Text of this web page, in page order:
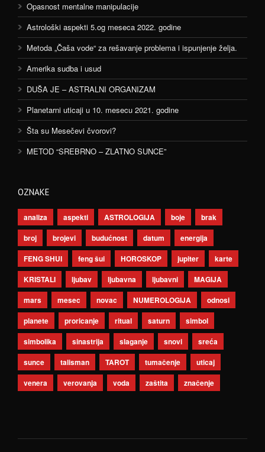
Opasnost mentalne manipulacije
Astrološki aspekti 5.og meseca 2022. godine
Metoda „Čaša vode“ za rešavanje problema i ispunjenje želja.
Amerika sudba i usud
DUŠA JE – ASTRALNI ORGANIZAM
Planetarni uticaji u 10. mesecu 2021. godine
Šta su Mesečevi čvorovi?
METOD “SREBRNO – ZLATNO SUNCE”
OZNAKE
analiza aspekti ASTROLOGIJA boje
brak
broj
brojevi budućnost datum
energija
FENG SHUI
feng šui HOROSKOP jupiter
karte
KRISTALI
ljubav ljubavna ljubavni
MAGIJA
mars
mesec novac NUMEROLOGIJA
odnosi
planete
proricanje ritual saturn
simbol
simbolika
sinastrija slaganje snovi
sreća
sunce
talisman TAROT tumačenje
uticaj
venera
verovanja voda zaštita značenje